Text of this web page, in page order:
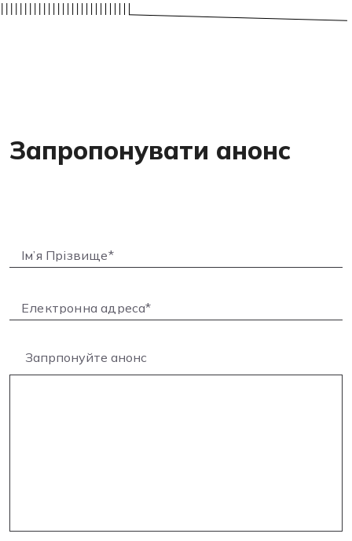
Запропонувати анонс
Запрпонуйте анонс